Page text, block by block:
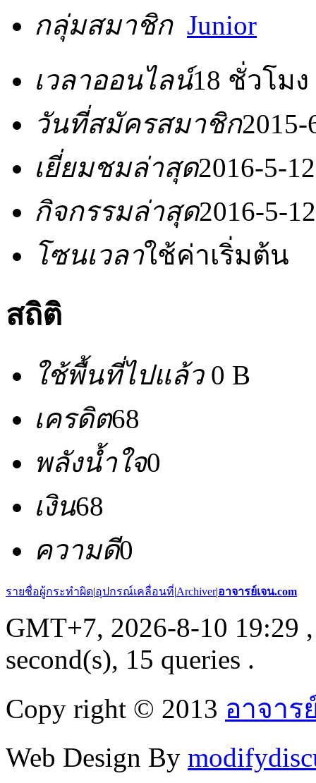
กลุ่มสมาชิก Junior
เวลาออนไลน์18 ชั่วโมง
วันที่สมัครสมาชิก2015-
เยี่ยมชมล่าสุด2016-5-
กิจกรรมล่าสุด2016-5-
โซนเวลาใช้ค่าเริ่มต้น
สถิติ
ใช้พื้นที่ไปแล้ว0 B
เครดิต68
พลังน้ำใจ0
เงิน68
ความดี0
รายชื่อผู้กระทำผิด|อุปกรณ์เคลื่อนที่|Archiver|อาจารย์เจน.com
GMT+7, 2026-8-10 19:29
second(s), 15 queries .
Copy right © 2013 อาจาร
Web Design By